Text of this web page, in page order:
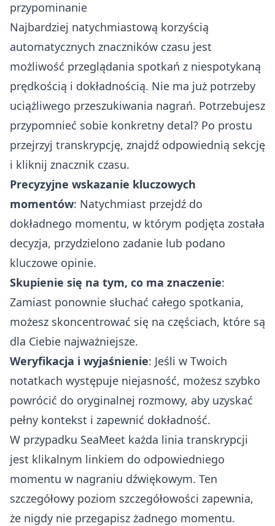
przypominanie
Najbardziej natychmiastową korzyścią
automatycznych znaczników czasu jest
możliwość przeglądania spotkań z niespotykaną
prędkością i dokładnością. Nie ma już potrzeby
uciążliwego przeszukiwania nagrań. Potrzebujesz
przypomnieć sobie konkretny detal? Po prostu
przejrzyj transkrypcję, znajdź odpowiednią sekcję
i kliknij znacznik czasu.
Precyzyjne wskazanie kluczowych
momentów: Natychmiast przejdź do
dokładnego momentu, w którym podjęta została
decyzja, przydzielono zadanie lub podano
kluczowe opinie.
Skupienie się na tym, co ma znaczenie:
Zamiast ponownie słuchać całego spotkania,
możesz skoncentrować się na częściach, które są
dla Ciebie najważniejsze.
Weryfikacja i wyjaśnienie: Jeśli w Twoich
notatkach występuje niejasność, możesz szybko
powrócić do oryginalnej rozmowy, aby uzyskać
pełny kontekst i zapewnić dokładność.
W przypadku SeaMeet każda linia transkrypcji
jest klikalnym linkiem do odpowiedniego
momentu w nagraniu dźwiękowym. Ten
szczegółowy poziom szczegółowości zapewnia,
że nigdy nie przegapisz żadnego momentu.